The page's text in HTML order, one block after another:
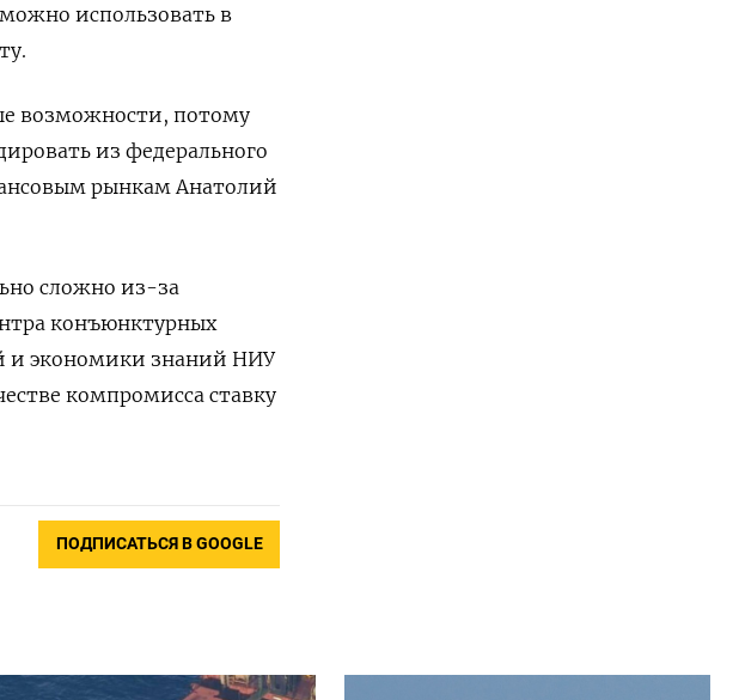
использовать в
возможности, потому
из федерального
рынкам Анатолий
сложно из-за
конъюнктурных
и экономики знаний НИУ
компромисса ставку
ПОДПИСАТЬСЯ В GOOGLE